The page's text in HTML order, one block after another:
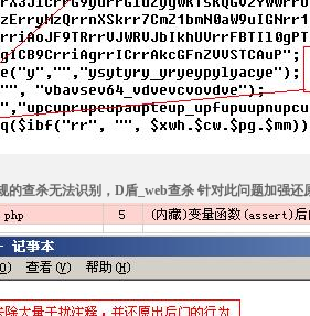
的查杀无法识别，D盾_web查杀 针对此问题加强还